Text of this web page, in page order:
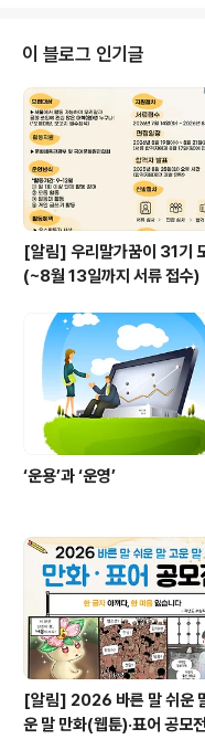
니다. 여기에 프린터와 유에스비
자로 표현하였습니다. 입체로 표
를 넣는 것도 생각을 해보았지만
적일 수도 있기에 흑백만으로 제각
이 블로그 인기글
[알림] 우리말가꿈이 31기
(~8월 13일까지 서류 접수)
‘운용’과 ‘운영’
[알림] 2026 바른 말 쉬운
운 말 만화(웹툰)·표어 공모